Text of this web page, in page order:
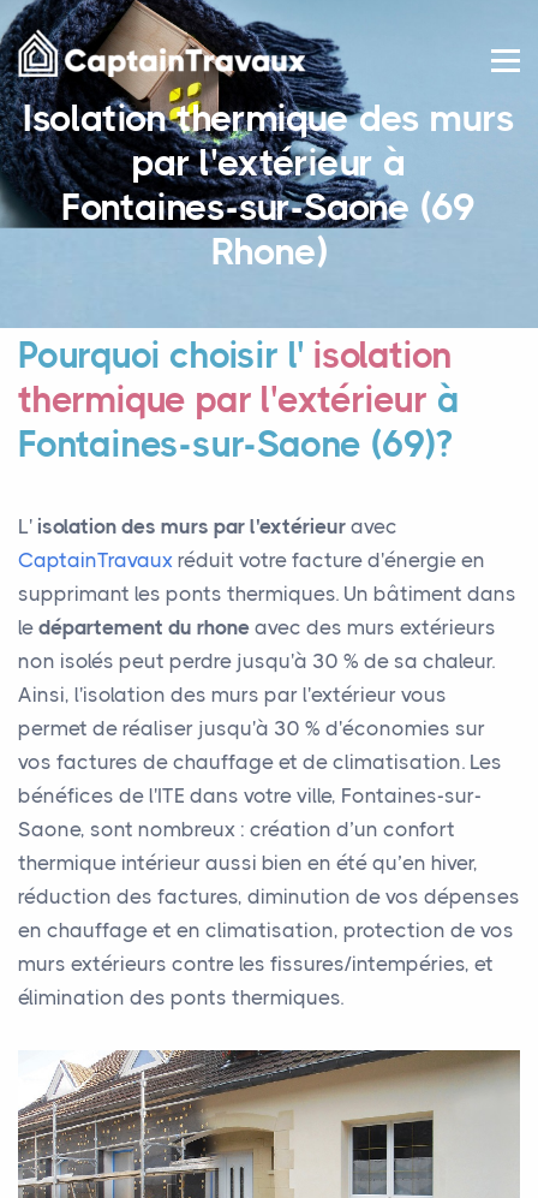
Isolation thermique des murs
par l'extérieur à
Fontaines-sur-Saone (69
Rhone)
Pourquoi choisir l' isolation
thermique par l'extérieur à
Fontaines-sur-Saone (69)?
L' isolation des murs par l'extérieur avec
CaptainTravaux réduit votre facture d'énergie en
supprimant les ponts thermiques. Un bâtiment dans
le département du rhone avec des murs extérieurs
non isolés peut perdre jusqu'à 30 % de sa chaleur.
Ainsi, l'isolation des murs par l'extérieur vous
permet de réaliser jusqu'à 30 % d'économies sur
vos factures de chauffage et de climatisation. Les
bénéfices de l'ITE dans votre ville, Fontaines-sur-
Saone, sont nombreux : création d’un confort
thermique intérieur aussi bien en été qu’en hiver,
réduction des factures, diminution de vos dépenses
en chauffage et en climatisation, protection de vos
murs extérieurs contre les fissures/intempéries, et
élimination des ponts thermiques.